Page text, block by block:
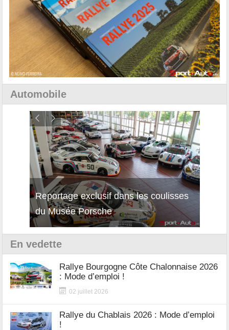
Automobile
Reportage exclusif dans les coulisses
du Musée Porsche
En vedette
Rallye Bourgogne Côte Chalonnaise 2026
: Mode d’emploi !
02 juillet 2026
Rallye du Chablais 2026 : Mode d’emploi
!